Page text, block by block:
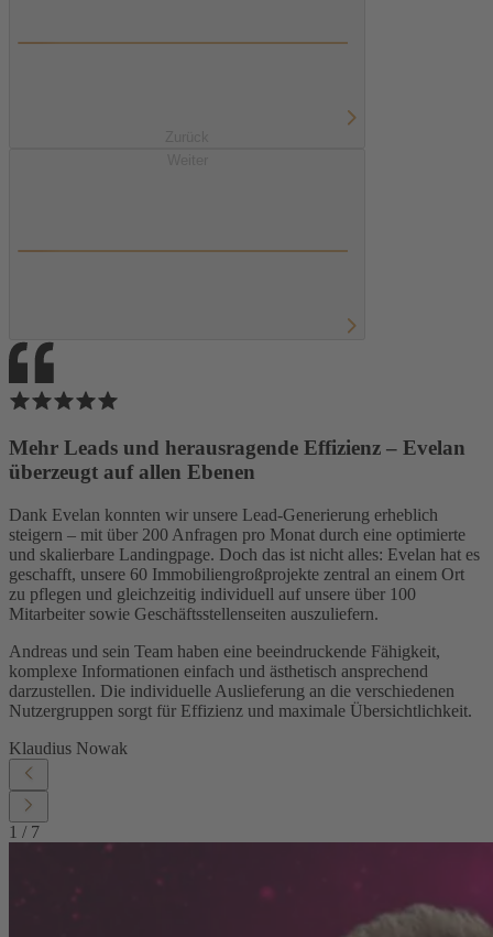
Mehr Leads und herausragende Effizienz – Evelan
überzeugt auf allen Ebenen
Dank Evelan konnten wir unsere Lead-Generierung erheblich
steigern – mit über 200 Anfragen pro Monat durch eine optimierte
und skalierbare Landingpage. Doch das ist nicht alles: Evelan hat es
geschafft, unsere 60 Immobiliengroßprojekte zentral an einem Ort
zu pflegen und gleichzeitig individuell auf unsere über 100
Mitarbeiter sowie Geschäftsstellenseiten auszuliefern.
Andreas und sein Team haben eine beeindruckende Fähigkeit,
komplexe Informationen einfach und ästhetisch ansprechend
darzustellen. Die individuelle Auslieferung an die verschiedenen
Nutzergruppen sorgt für Effizienz und maximale Übersichtlichkeit.
Klaudius Nowak
1 / 7